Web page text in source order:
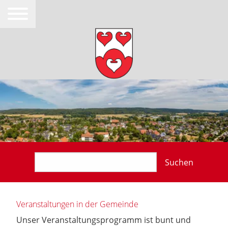
Suchen
Veranstaltungen in der Gemeinde
Unser Veranstaltungsprogramm ist bunt und